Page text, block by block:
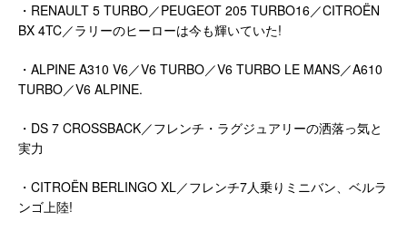
・RENAULT 5 TURBO／PEUGEOT 205 TURBO16／CITROËN
BX 4TC／ラリーのヒーローは今も輝いていた!
・ALPINE A310 V6／V6 TURBO／V6 TURBO LE MANS／A610
TURBO／V6 ALPINE.
・DS 7 CROSSBACK／フレンチ・ラグジュアリーの洒落っ気と
実力
・CITROËN BERLINGO XL／フレンチ7人乗りミニバン、ベルラ
ンゴ上陸!